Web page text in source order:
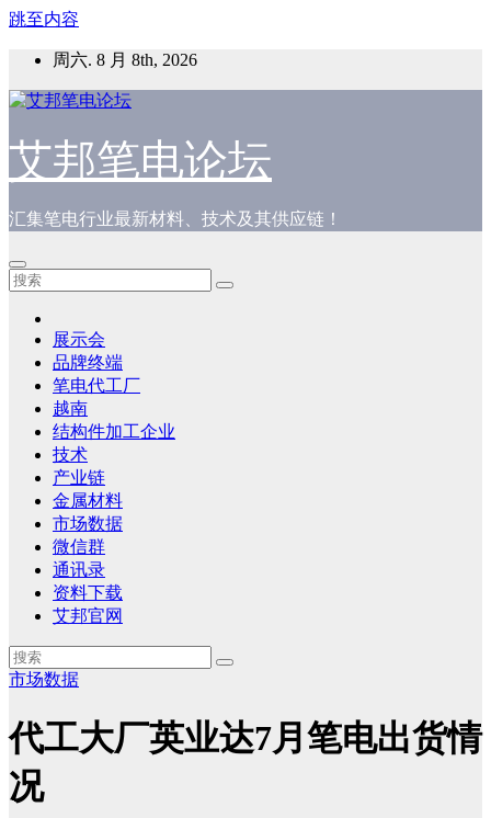
跳至内容
周六. 8 月 8th, 2026
艾邦笔电论坛
汇集笔电行业最新材料、技术及其供应链！
展示会
品牌终端
笔电代工厂
越南
结构件加工企业
技术
产业链
金属材料
市场数据
微信群
通讯录
资料下载
艾邦官网
市场数据
代工大厂英业达7月笔电出货情
况